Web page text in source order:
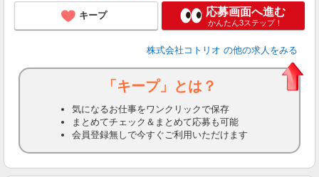
キープ 応募画面へ進む
かんたん3ステップ！
株式会社コトリオ の他の求人をみる
「キープ」とは？
気になるお仕事をワンクリックで保存
まとめてチェック＆まとめて応募も可能
会員登録無しで今すぐご利用いただけます